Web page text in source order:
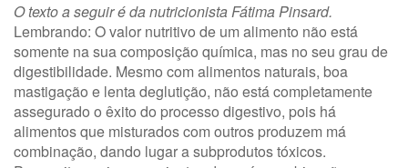
O texto a seguir é da nutricionista Fátima Pinsard.
Lembrando: O valor nutritivo de um alimento não está
somente na sua composição química, mas no seu grau de
digestibilidade. Mesmo com alimentos naturais, boa
mastigação e lenta deglutição, não está completamente
assegurado o êxito do processo digestivo, pois há
alimentos que misturados com outros produzem má
combinação, dando lugar a subprodutos tóxicos.